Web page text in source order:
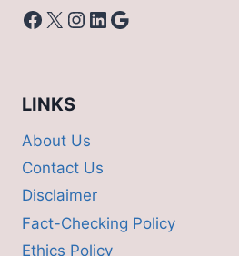
Facebook
X Instagram
LinkedIn
Google
LINKS
About Us
Contact Us
Disclaimer
Fact-Checking Policy
Ethics Policy